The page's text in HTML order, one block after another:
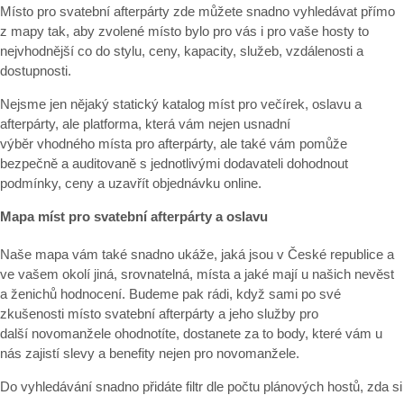
Místo pro svatební afterpárty zde můžete snadno vyhledávat přímo
z mapy tak, aby zvolené místo bylo pro vás i pro vaše hosty to
nejvhodnější co do stylu, ceny, kapacity, služeb, vzdálenosti a
dostupnosti.
Nejsme jen nějaký statický katalog míst pro večírek, oslavu a
afterpárty, ale platforma, která vám nejen usnadní
výběr vhodného místa pro afterpárty, ale také vám pomůže
bezpečně a auditovaně s jednotlivými dodavateli dohodnout
podmínky, ceny a uzavřít objednávku online.
Mapa míst pro svatební afterpárty a oslavu
Naše mapa vám také snadno ukáže, jaká jsou v České republice a
ve vašem okolí jiná, srovnatelná, místa a jaké mají u našich nevěst
a ženichů hodnocení. Budeme pak rádi, když sami po své
zkušenosti místo svatební afterpárty a jeho služby pro
další novomanžele ohodnotíte, dostanete za to body, které vám u
nás zajistí slevy a benefity nejen pro novomanžele.
Do vyhledávání snadno přidáte filtr dle počtu plánových hostů, zda si